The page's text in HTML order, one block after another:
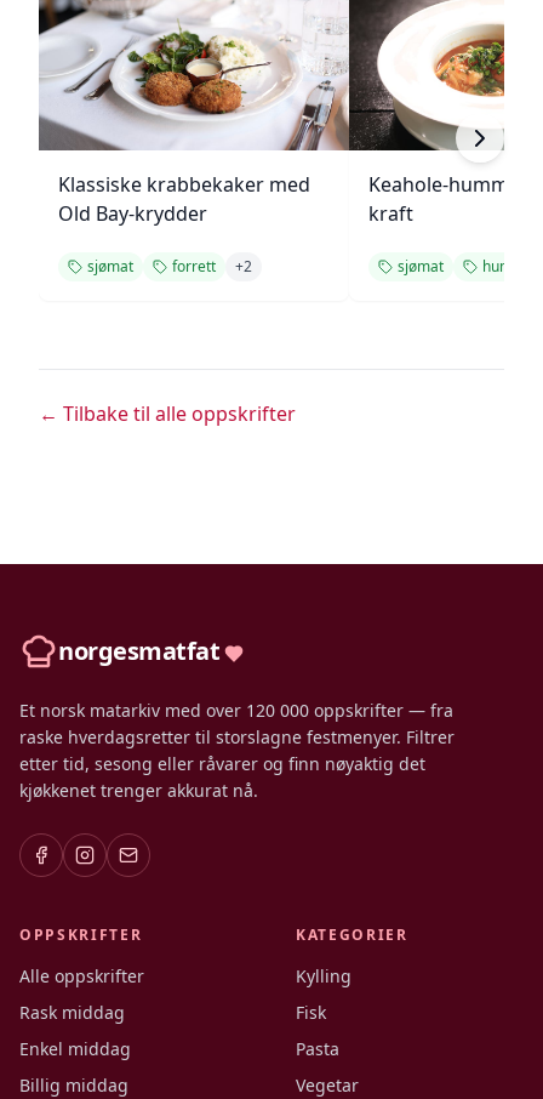
Klassiske krabbekaker med
Old Bay-krydder
sjømat forrett +2
Keahole-hummer
kraft
sjømat
← Tilbake til alle oppskrifter
norgesmatfat
Et norsk matarkiv med over 120 000 oppskrifter — fra
raske hverdagsretter til storslagne festmenyer. Filtrer
etter tid, sesong eller råvarer og finn nøyaktig det
kjøkkenet trenger akkurat nå.
OPPSKRIFTER
Alle oppskrifter
Rask middag
Enkel middag
Billig middag
KATEGORIER
Kylling
Fisk
Pasta
Vegetar